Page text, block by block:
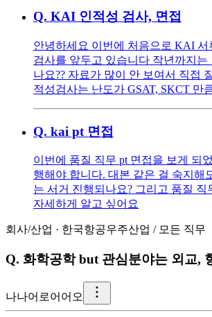
Q. KAI 인적성 검사, 면접
안녕하세요 이번에 처음으로 KAI 서
검사를 앞두고 있습니다 작년까지는
나요?? 자료가 많이 안 보여서 직접
적성검사는 난도가 GSAT, SKCT 만
Q. kai pt 면접
이번에 품질 직무 pt 면접을 보게 되
행해야 합니다. 대본 같은 걸 숙지해
는 서거 진행되나요? 그리고 품질 직
자세하게 알고 싶어요
회사/산업 · 한국항공우주산업 / 모든 직무
Q. 화학공학 but 관심분야는 외교,
나나어로어어오